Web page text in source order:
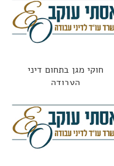
חוקי מגן בתחום דיני
העבודה